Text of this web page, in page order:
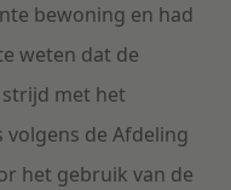
bewoning en had
weten dat de
met het
volgens de Afdeling
het gebruik van de